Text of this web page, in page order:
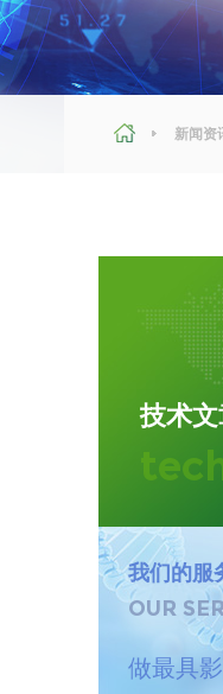
危险废物鉴别
农用地土壤调查
运动场地检测
涉水产品检测
放射卫生检测
新闻资
技术
我们的服
OUR
做最具